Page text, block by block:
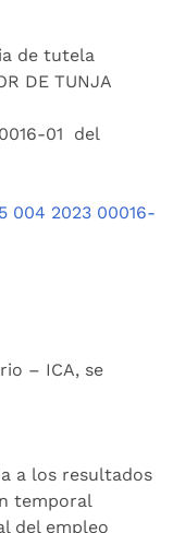
de tutela
DE TUNJA
01 del
004 2023 00016-
– ICA, se
a los resultados
temporal
del empleo